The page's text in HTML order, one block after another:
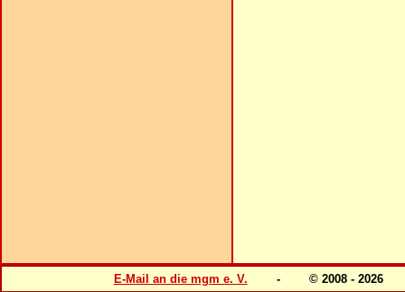
E-Mail an die mgm e. V. - © 2008 -